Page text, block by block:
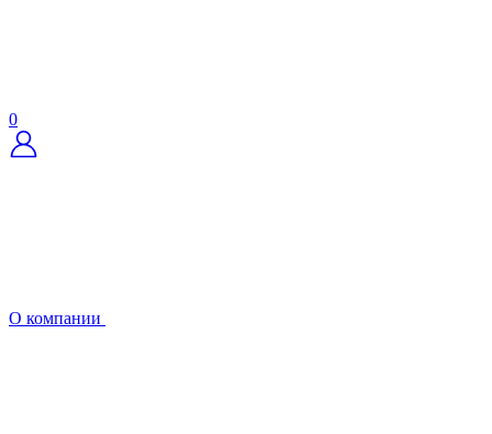
0
О компании